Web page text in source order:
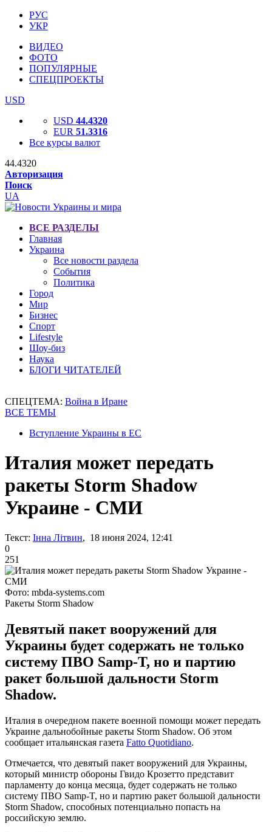
РУС
УКР
ВИДЕО
ФОТО
ПОПУЛЯРНЫЕ
СПЕЦПРОЕКТЫ
USD
USD 44.4320
EUR 51.3316
Все курсы валют
44.4320
Авторизация
Поиск
UA
ВСЕ РАЗДЕЛЫ
Главная
Украина
Все новости раздела
События
Политика
Город
Мир
Бизнес
Спорт
Lifestyle
Шоу-биз
Наука
БЛОГИ ЧИТАТЕЛЕЙ
СПЕЦТЕМА: Война в Иране
ВСЕ ТЕМЫ
Вступление Украины в ЕС
Италия может передать
ракеты Storm Shadow
Украине - СМИ
Текст: Інна Літвин, 18 июня 2024, 12:41
0
251
Фото: mbda-systems.com
Ракеты Storm Shadow
Девятый пакет вооружений для
Украины будет содержать не только
систему ПВО Samp-T, но и партию
ракет большой дальности Storm
Shadow.
Италия в очередном пакете военной помощи может передать
Украине дальнобойные ракеты Storm Shadow. Об этом
сообщает итальянская газета Fatto Quotidiano.
Отмечается, что девятый пакет вооружений для Украины,
который министр обороны Гвидо Крозетто представит
парламенту до конца месяца, будет содержать не только
систему ПВО Samp-T, но и партию ракет большой дальности
Storm Shadow, способных потенциально попасть на
российскую землю.